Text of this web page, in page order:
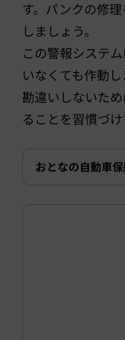
す。パンクの修
しましょう。
この警報システ
いなくても作動
勘違いしないた
ることを習慣づけ
おとなの自動車